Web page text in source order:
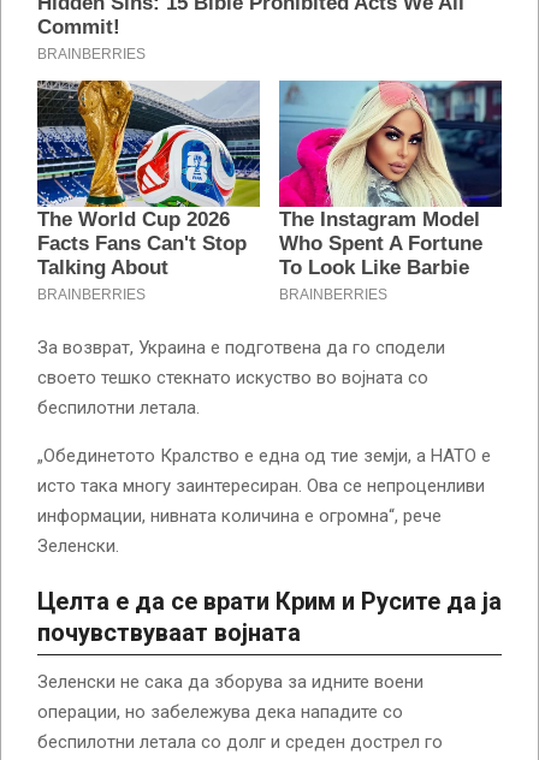
За возврат, Украина е подготвена да го сподели
своето тешко стекнато искуство во војната со
беспилотни летала.
„Обединетото Кралство е една од тие земји, а НАТО е
исто така многу заинтересиран. Ова се непроценливи
информации, нивната количина е огромна“, рече
Зеленски.
Целта е да се врати Крим и Русите да ја
почувствуваат војната
Зеленски не сака да зборува за идните воени
операции, но забележува дека нападите со
беспилотни летала со долг и среден дострел го